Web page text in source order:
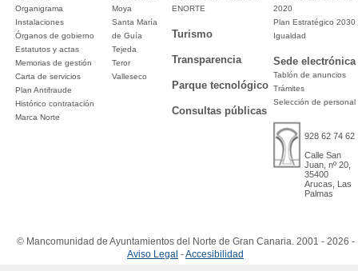
Organigrama
Instalaciones
Órganos de gobierno
Estatutos y actas
Memorias de gestión
Carta de servicios
Plan Antifraude
Histórico contratación
Marca Norte
Moya
Santa María
de Guía
Tejeda
Teror
Valleseco
ENORTE
Turismo
Transparencia
Parque tecnológico
Consultas públicas
2020
Plan Estratégico 2030
Igualdad
Sede electrónica
Tablón de anuncios
Trámites
Selección de personal
928 62 74 62
Calle San
Juan, nº 20,
35400
Arucas, Las
Palmas
© Mancomunidad de Ayuntamientos del Norte de Gran Canaria. 2001 - 2026 -
Aviso Legal -Accesibilidad